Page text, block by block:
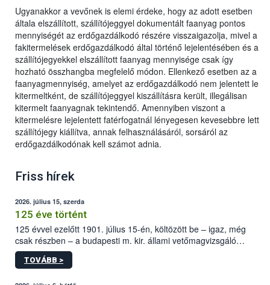
Ugyanakkor a vevőnek is elemi érdeke, hogy az adott esetben
általa elszállított, szállítójeggyel dokumentált faanyag pontos
mennyiségét az erdőgazdálkodó részére visszaigazolja, mivel a
fakitermelések erdőgazdálkodó által történő lejelentésében és a
szállítójegyekkel elszállított faanyag mennyisége csak így
hozható összhangba megfelelő módon. Ellenkező esetben az a
faanyagmennyiség, amelyet az erdőgazdálkodó nem jelentett le
kitermeltként, de szállítójeggyel kiszállításra került, illegálisan
kitermelt faanyagnak tekintendő. Amennyiben viszont a
kitermelésre lejelentett fatérfogatnál lényegesen kevesebbre lett
szállítójegy kiállítva, annak felhasználásáról, sorsáról az
erdőgazdálkodónak kell számot adnia.
Friss hírek
2026. július 15, szerda
125 éve történt
125 évvel ezelőtt 1901. július 15-én, költözött be – igaz, még
csak részben – a budapesti m. kir. állami vetőmagvizsgáló
állomás a Kis Rókus utca 15. szám alatti, Czigler Győző által
tervezett új épületébe.
TOVÁBB >